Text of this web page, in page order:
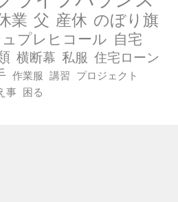
業 父 産休 のぼり旗
ュプレヒコール 自宅
横断幕 私服 住宅ローン
作業服 講習
プロジェクト
事 困る